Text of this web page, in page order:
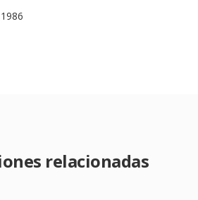
relacionadas